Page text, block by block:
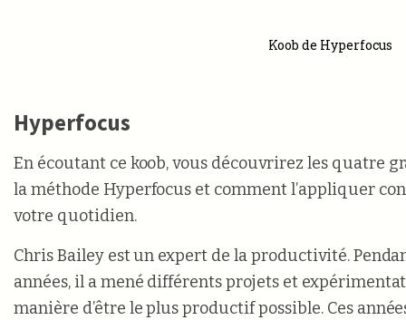
Koob de Hyperfocus
Hyperfocus
En écoutant ce koob, vous découvrirez les quatre
la méthode Hyperfocus et comment l’appliquer
votre quotidien.
Chris Bailey est un expert de la productivité.
années, il a mené différents projets et
manière d’être le plus productif possible. Ces